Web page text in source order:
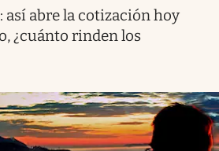
así abre la cotización hoy
¿cuánto rinden los